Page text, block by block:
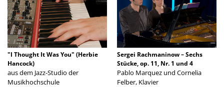
"I Thought It Was You" (Herbie
Hancock)
aus dem Jazz-Studio der
Musikhochschule
Sergei Rachmaninow – Sechs
Stücke, op. 11, Nr. 1 und 4
Pablo Marquez und Cornelia
Felber, Klavier